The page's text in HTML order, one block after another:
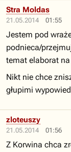
21.05.2014 01:55
Stra Moldas
Jestem pod
podnieca/
temat elaborat
Nikt nie chce
głupimi
21.05.2014 01:56
zloteuszy
Z Korwina chca